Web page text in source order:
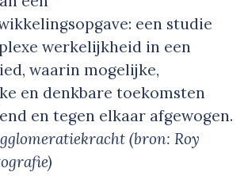
een studie
werkelijkheid in een
waarin mogelijke,
en denkbare toekomsten
en tegen elkaar afgewogen.
(bron: Roy